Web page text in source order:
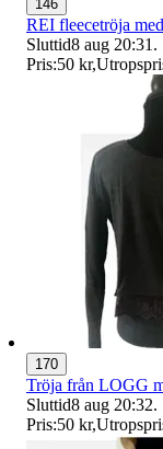
146
REI fleecetröja
Sluttid8 aug 20:31 .
Pris:50 kr,
170
Tröja från LOGG
Sluttid8 aug 20:32.
Pris:50 kr,